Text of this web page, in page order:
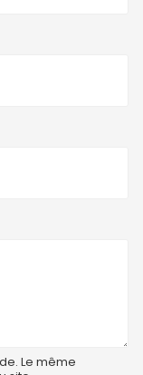
Le même